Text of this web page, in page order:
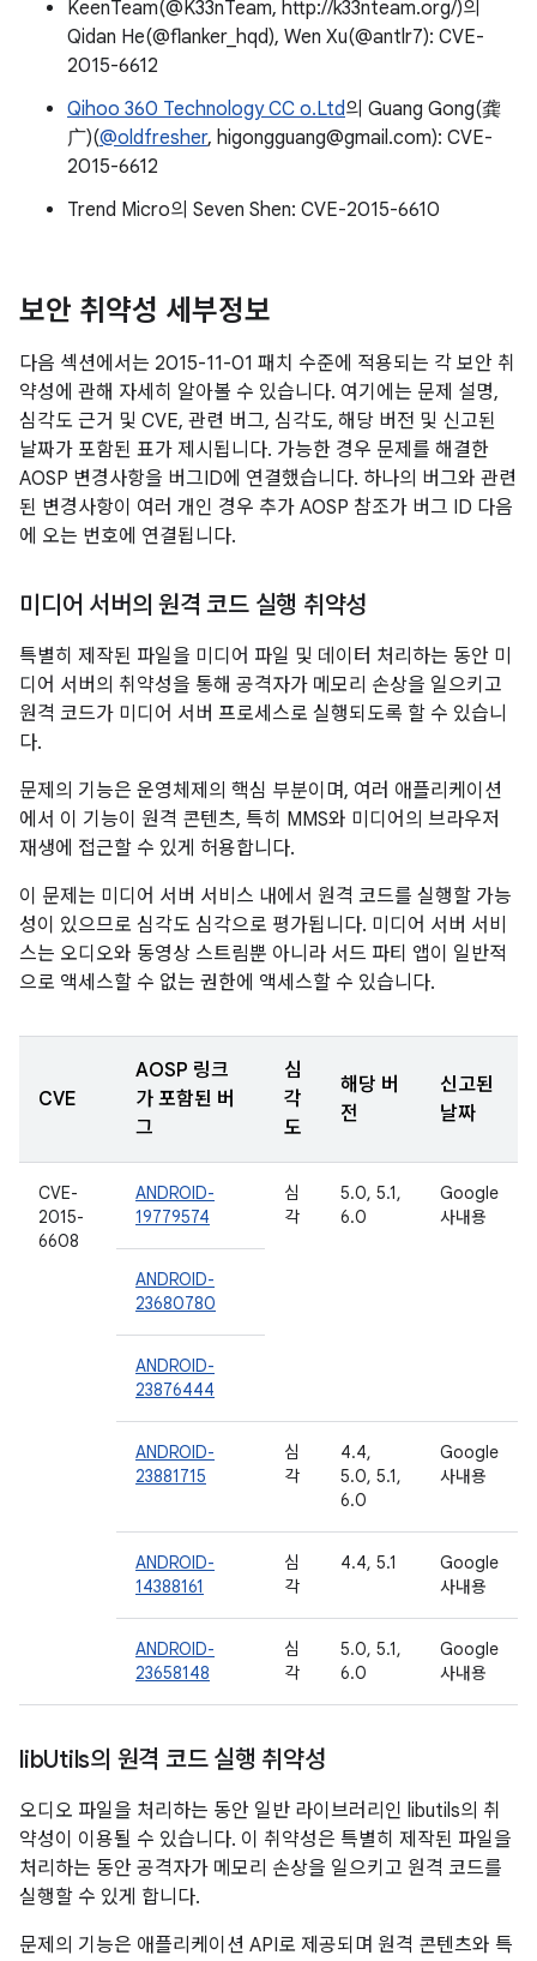
KeenTeam(@K33nTeam, http://k33nteam.org/)의
Qidan He(@flanker_hqd), Wen Xu(@antlr7): CVE-
2015-6612
Qihoo 360 Technology CC o.Ltd의 Guang Gong(龚
广)(@oldfresher, higongguang@gmail.com): CVE-
2015-6612
Trend Micro의 Seven Shen: CVE-2015-6610
보안 취약성 세부정보
다음 섹션에서는 2015-11-01 패치 수준에 적용되는 각 보안 취
약성에 관해 자세히 알아볼 수 있습니다. 여기에는 문제 설명,
심각도 근거 및 CVE, 관련 버그, 심각도, 해당 버전 및 신고된
날짜가 포함된 표가 제시됩니다. 가능한 경우 문제를 해결한
AOSP 변경사항을 버그ID에 연결했습니다. 하나의 버그와 관련
된 변경사항이 여러 개인 경우 추가 AOSP 참조가 버그 ID 다음
에 오는 번호에 연결됩니다.
미디어 서버의 원격 코드 실행 취약성
특별히 제작된 파일을 미디어 파일 및 데이터 처리하는 동안 미
디어 서버의 취약성을 통해 공격자가 메모리 손상을 일으키고
원격 코드가 미디어 서버 프로세스로 실행되도록 할 수 있습니
다.
문제의 기능은 운영체제의 핵심 부분이며, 여러 애플리케이션
에서 이 기능이 원격 콘텐츠, 특히 MMS와 미디어의 브라우저
재생에 접근할 수 있게 허용합니다.
이 문제는 미디어 서버 서비스 내에서 원격 코드를 실행할 가능
성이 있으므로 심각도 심각으로 평가됩니다. 미디어 서버 서비
스는 오디오와 동영상 스트림뿐 아니라 서드 파티 앱이 일반적
으로 액세스할 수 없는 권한에 액세스할 수 있습니다.
CVE
AOSP 링크
가 포함된 버
그
심
각
도
해당 버
전
신고된
날짜
CVE-
2015-
6608
ANDROID-
19779574
심
각
5.0, 5.1,
6.0
Google
사내용
ANDROID-
23680780
ANDROID-
23876444
ANDROID-
23881715
심
각
4.4,
5.0, 5.1,
6.0
Google
사내용
ANDROID-
14388161
심
각
4.4, 5.1
Google
사내용
ANDROID-
23658148
심
각
5.0, 5.1,
6.0
Google
사내용
libUtils의 원격 코드 실행 취약성
오디오 파일을 처리하는 동안 일반 라이브러리인 libutils의 취
약성이 이용될 수 있습니다. 이 취약성은 특별히 제작된 파일을
처리하는 동안 공격자가 메모리 손상을 일으키고 원격 코드를
실행할 수 있게 합니다.
문제의 기능은 애플리케이션 API로 제공되며 원격 콘텐츠와 특